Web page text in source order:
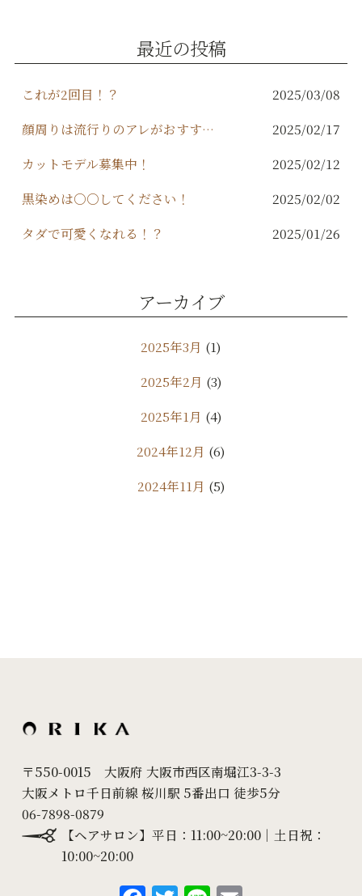
o
k
最近の投稿
これが2回目！？
2025/03/08
顔周りは流行りのアレがおすすめ！
2025/02/17
カットモデル募集中！
2025/02/12
黒染めは○○してください！
2025/02/02
タダで可愛くなれる！？
2025/01/26
アーカイブ
2025年3月 (1)
2025年2月 (3)
2025年1月 (4)
2024年12月 (6)
2024年11月 (5)
2024年6月(18)
2024年3月(7)
2024年2月(10)
2024年1月(6)
〒550-0015 大阪府 大阪市西区南堀江3-3-3
大阪メトロ千日前線 桜川駅 5番出口 徒歩5分
06-7898-0879
【ヘアサロン】平日：11:00~20:00｜土日祝：
10:00~20:00